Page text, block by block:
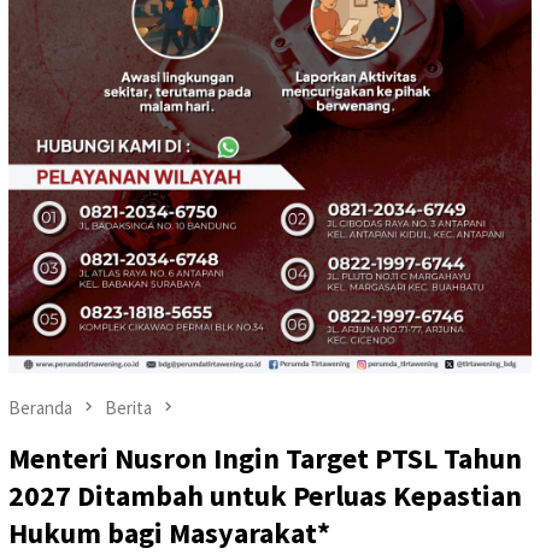
Beranda Berita
Menteri Nusron Ingin Target PTSL Tahun
2027 Ditambah untuk Perluas Kepastian
Hukum bagi Masyarakat*